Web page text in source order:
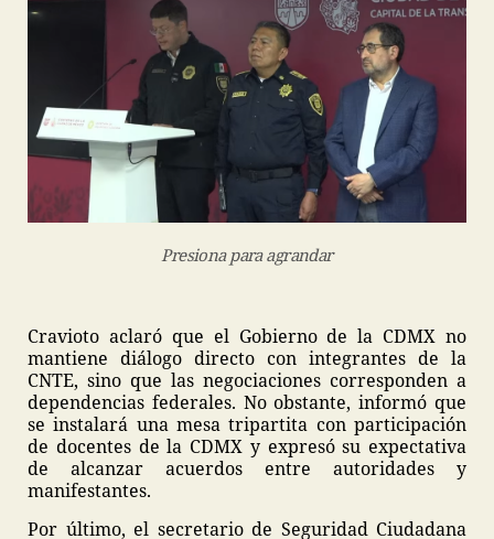
Presiona para agrandar
Cravioto aclaró que el Gobierno de la CDMX no
mantiene diálogo directo con integrantes de la
CNTE, sino que las negociaciones corresponden a
dependencias federales. No obstante, informó que
se instalará una mesa tripartita con participación
de docentes de la CDMX y expresó su expectativa
de alcanzar acuerdos entre autoridades y
manifestantes.
Por último, el secretario de Seguridad Ciudadana